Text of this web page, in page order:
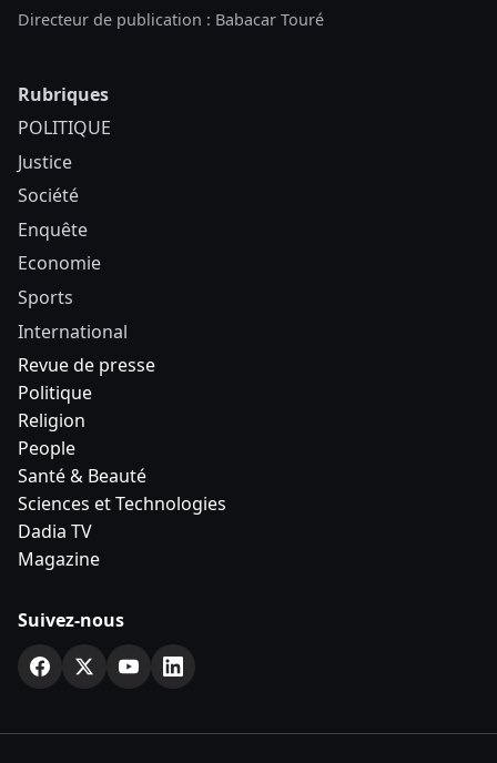
Directeur de publication : Babacar Touré
Rubriques
POLITIQUE
Justice
Société
Enquête
Economie
Sports
International
Revue de presse
Politique
Religion
People
Santé & Beauté
Sciences et Technologies
Dadia TV
Magazine
Suivez-nous